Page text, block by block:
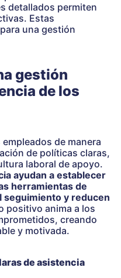
detallados permiten
Estas
una gestión
gestión
de los
de manera
de políticas claras,
laboral de apoyo.
ayudan a establecer
herramientas de
seguimiento y reducen
positivo anima a los
creando
y motivada.
de asistencia